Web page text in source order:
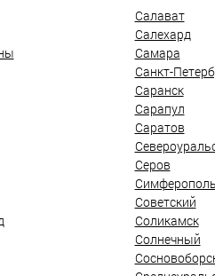
Салават
Салехард
Самара
Санкт-
Саранск
Сарапул
Саратов
Серов
Симферополь
Советский
Соликамск
Солнечный